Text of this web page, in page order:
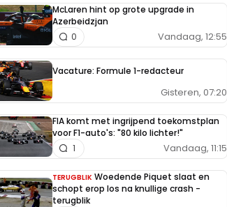
McLaren hint op grote upgrade in
Azerbeidzjan
Vandaag, 12:55
0
Vacature: Formule 1-redacteur
Gisteren, 07:20
FIA komt met ingrijpend toekomstplan
voor F1-auto's: "80 kilo lichter!"
Vandaag, 11:15
1
TERUGBLIK Woedende Piquet slaat en
schopt erop los na knullige crash -
terugblik